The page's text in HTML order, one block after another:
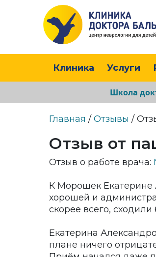
Клиника Услуги
Школа
Главная / Отзывы /
Отзыв от
Отзыв о работе врача:
К Морошек Екатерине
хорошей и
скорее всего,
Екатерина
плане ничего